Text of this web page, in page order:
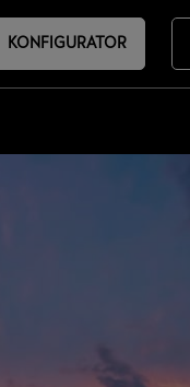
KONFIGURATOR